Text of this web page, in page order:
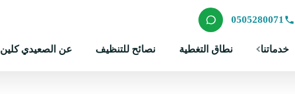
خدماتنا نطاق التغطية نصائح للتنظيف عن الصعيدي كلين
0505280071